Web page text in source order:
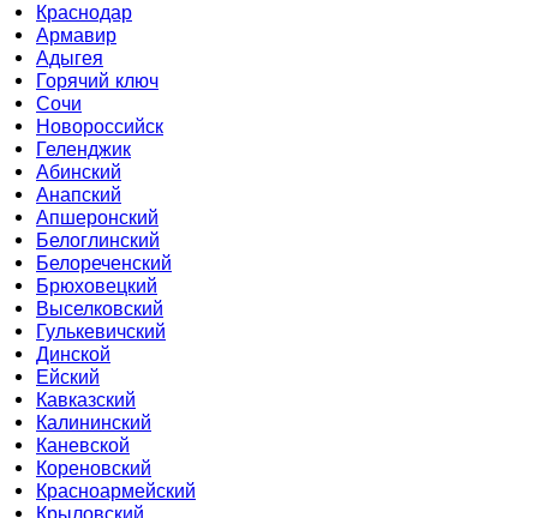
Краснодар
Армавир
Адыгея
Горячий ключ
Сочи
Новороссийск
Геленджик
Абинский
Анапский
Апшеронский
Белоглинский
Белореченский
Брюховецкий
Выселковский
Гулькевичский
Динской
Ейский
Кавказский
Калининский
Каневской
Кореновский
Красноармейский